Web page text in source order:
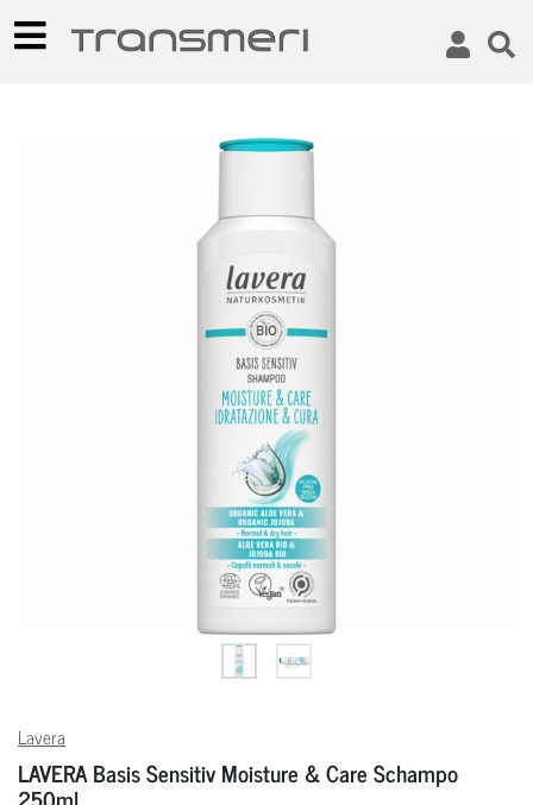
Lavera
LAVERA Basis Sensitiv Moisture & Care Schampo